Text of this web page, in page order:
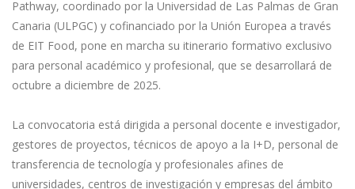
Pathway, coordinado por la Universidad de Las Palmas de Gran
Canaria (ULPGC) y cofinanciado por la Unión Europea a través
de EIT Food, pone en marcha su itinerario formativo exclusivo
para personal académico y profesional, que se desarrollará de
octubre a diciembre de 2025.
La convocatoria está dirigida a personal docente e investigador,
gestores de proyectos, técnicos de apoyo a la I+D, personal de
transferencia de tecnología y profesionales afines de
universidades, centros de investigación y empresas del ámbito